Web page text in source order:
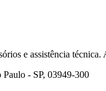
e assistência
- SP, 03949-300